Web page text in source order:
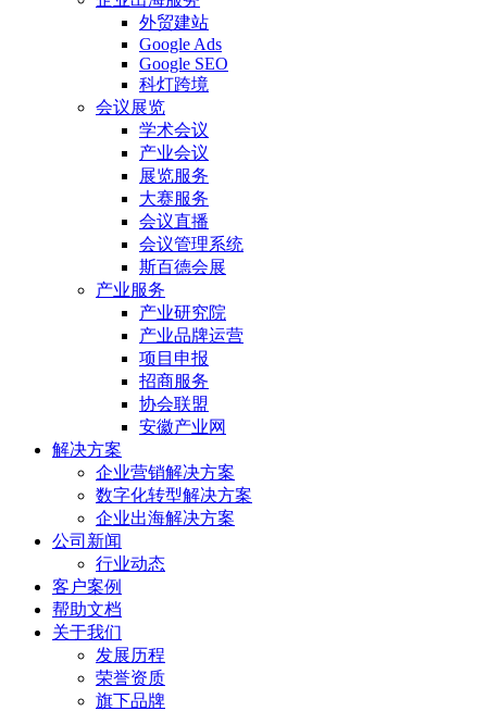
外贸建站
Google Ads
Google SEO
科灯跨境
会议展览
学术会议
产业会议
展览服务
大赛服务
会议直播
会议管理系统
斯百德会展
产业服务
产业研究院
产业品牌运营
项目申报
招商服务
协会联盟
安徽产业网
解决方案
企业营销解决方案
数字化转型解决方案
企业出海解决方案
公司新闻
行业动态
客户案例
帮助文档
关于我们
发展历程
荣誉资质
旗下品牌